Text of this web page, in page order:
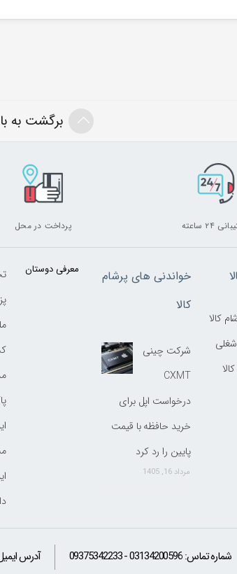
برگشت به
۲۴ ساعته پرداخت در محل
کالا
خواندنی های پرشام
کالا
شرکت چینی
CXMT
درخواست اپل برای
خرید حافظه با قیمت
پایین را رد کرد
مرداد 16, 1405
معرفی دوستان
شماره تماس:09375342233 - 03134200596 آدرس